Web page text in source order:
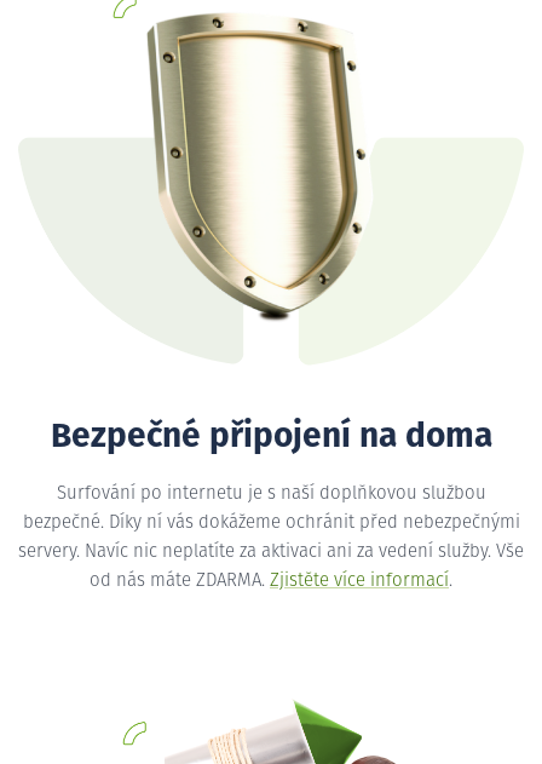
Bezpečné připojení na doma
Surfování po internetu je s naší doplňkovou službou
bezpečné. Díky ní vás dokážeme ochránit před nebezpečnými
servery. Navíc nic neplatíte za aktivaci ani za vedení služby. Vše
od nás máte ZDARMA. Zjistěte více informací.